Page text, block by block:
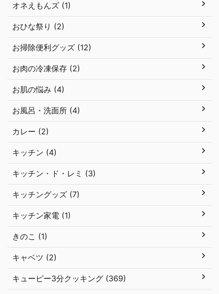
オネえもんズ (1)
おひな祭り (2)
お掃除便利グッズ (12)
お肉の冷凍保存 (2)
お肌の悩み (4)
お風呂・洗面所 (4)
カレー (2)
キッチン (4)
キッチン・ド・レミ (3)
キッチングッズ (7)
キッチン家電 (1)
きのこ (1)
キャベツ (2)
キューピー3分クッキング (369)